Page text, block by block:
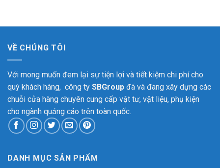
VỀ CHÚNG TÔI
Với mong muốn đem lại sự tiện lợi và tiết kiệm chi phí cho
quý khách hàng, công ty SBGroup đã và đang xây dựng các
chuỗi cửa hàng chuyên cung cấp vật tư, vật liệu, phụ kiện
cho ngành quảng cáo trên toàn quốc.
DANH MỤC SẢN PHẨM